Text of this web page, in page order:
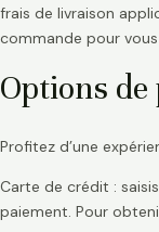
frais de livraison
commande pour
Options
Profitez d’une
Carte de crédit :
paiement. Pour